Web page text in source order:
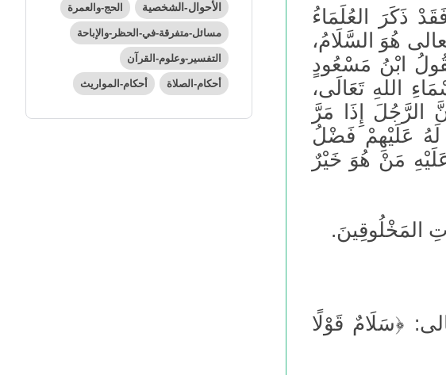
ذَكَرَ العُلَمَاءُ
هُوَ السَّلَامُ،
ابْنُ مَسْعُودٍ
اللهِ تَعَالَى،
الرَّجُلَ إِذَا مَرَّ
لَهُ عَلَيْهِمْ فَضْلُ
مَنْ هُوَ خَيْرٌ
المَخْلُوقِينَ.
﴿سَلَامٌ قَوْلًا
الأحوال-الشخصية الحج-والعمرة
مسائل-متفرقة-في-الحظر-والإباحة
التفسير-وعلوم-القرآن
أحكام-الصلاة أحكام-المواريث